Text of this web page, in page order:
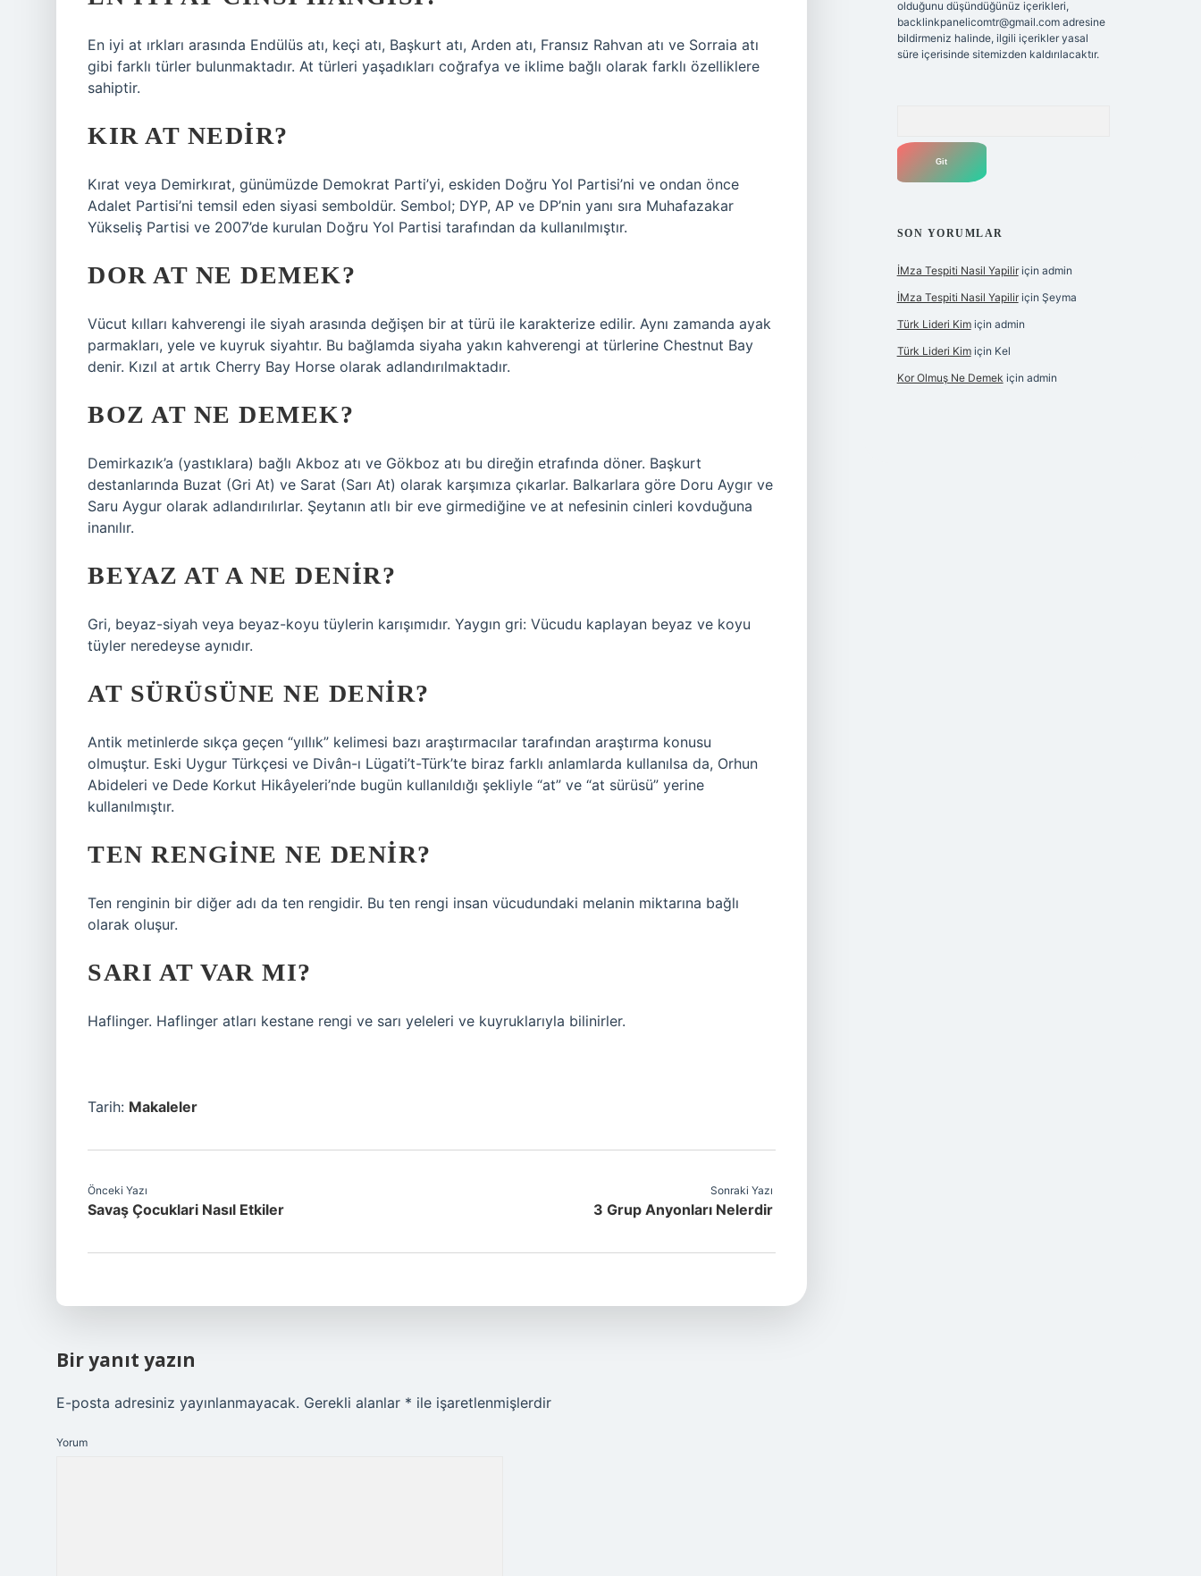
En iyi at ırkları arasında Endülüs atı, keçi atı, Başkurt atı, Arden atı, Fransız Rahvan atı ve Sorraia atı
gibi farklı türler bulunmaktadır. At türleri yaşadıkları coğrafya ve iklime bağlı olarak farklı özelliklere
sahiptir.
KIR AT NEDIR?
Kırat veya Demirkırat, günümüzde Demokrat Parti’yi, eskiden Doğru Yol Partisi’ni ve ondan önce
Adalet Partisi’ni temsil eden siyasi semboldür. Sembol; DYP, AP ve DP’nin yanı sıra Muhafazakar
Yükseliş Partisi ve 2007’de kurulan Doğru Yol Partisi tarafından da kullanılmıştır.
DOR AT NE DEMEK?
Vücut kılları kahverengi ile siyah arasında değişen bir at türü ile karakterize edilir. Aynı zamanda ayak
parmakları, yele ve kuyruk siyahtır. Bu bağlamda siyaha yakın kahverengi at türlerine Chestnut Bay
denir. Kızıl at artık Cherry Bay Horse olarak adlandırılmaktadır.
BOZ AT NE DEMEK?
Demirkazık’a (yastıklara) bağlı Akboz atı ve Gökboz atı bu direğin etrafında döner. Başkurt
destanlarında Buzat (Gri At) ve Sarat (Sarı At) olarak karşımıza çıkarlar. Balkarlara göre Doru Aygır ve
Saru Aygur olarak adlandırılırlar. Şeytanın atlı bir eve girmediğine ve at nefesinin cinleri kovduğuna
inanılır.
BEYAZ AT A NE DENIR?
Gri, beyaz-siyah veya beyaz-koyu tüylerin karışımıdır. Yaygın gri: Vücudu kaplayan beyaz ve koyu
tüyler neredeyse aynıdır.
AT SÜRÜSÜNE NE DENIR?
Antik metinlerde sıkça geçen “yıllık” kelimesi bazı araştırmacılar tarafından araştırma konusu
olmuştur. Eski Uygur Türkçesi ve Divân-ı Lügati’t-Türk’te biraz farklı anlamlarda kullanılsa da, Orhun
Abideleri ve Dede Korkut Hikâyeleri’nde bugün kullanıldığı şekliyle “at” ve “at sürüsü” yerine
kullanılmıştır.
TEN RENGINE NE DENIR?
Ten renginin bir diğer adı da ten rengidir. Bu ten rengi insan vücudundaki melanin miktarına bağlı
olarak oluşur.
SARI AT VAR MI?
Haflinger. Haflinger atları kestane rengi ve sarı yeleleri ve kuyruklarıyla bilinirler.
Tarih: Makaleler
Önceki Yazı
Savaş Çocuklari Nasıl Etkiler
Sonraki Yazı
3 Grup Anyonları Nelerdir
Bir yanıt yazın
E-posta adresiniz yayınlanmayacak. Gerekli alanlar * ile işaretlenmişlerdir
Yorum
olduğunu düşündüğünüz içerikleri,
backlinkpanelicomtr@gmail.comadresine
bildirmeniz halinde, ilgili içerikler yasal
süre içerisinde sitemizden kaldırılacaktır.
SON YORUMLAR
İMza Tespiti Nasil Yapiliriçin admin
İMza Tespiti Nasil Yapiliriçin Şeyma
Türk Lideri Kimiçin admin
Türk Lideri Kimiçin Kel
Kor Olmuş Ne Demek için admin